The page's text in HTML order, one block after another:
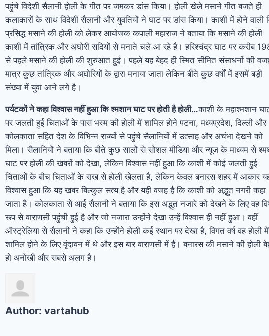
पहुंचे विदेशी सैलानी होली के गीत पर जमकर डांस किया। होली खेले मसाने गीत बजते ही
कलाकारों के साथ विदेशी सैलानी और युवतियों ने घाट पर डांस किया। काशी में होने वाली
प्रसिद्ध मसाने की होली को लेकर आयोजक कपाली महाराज ने बताया कि मसाने की होली
काशी में तांत्रिक और अघोरी सदियों से मनाते चले आ रहे है। हरिश्चंद्र घाट पर करीब
से पहले मसाने की होली की शुरुआत हुई। पहले यह बेहद ही स्मित सीमित संसाधनों की
मात्र कुछ तांत्रिक और अघोरियों के द्वारा मनाया जाता लेकिन बीते कुछ वर्षों में इसमें बड़ी
संख्या में युवा आने लगे है।
पर्यटकों ने कहा विश्वास नहीं हुआ कि श्मशान घाट पर होती है होली…काशी के महाश्मशान
पर जलती हुई चिताओं के पास भस्म की होली में शामिल होने पटना, मध्यप्रदेश, दिल्ली और
कोलकाता सहित देश के विभिन्न राज्यों से पहुंचे सैलानियों में उत्साह और अचंभा देखने को
मिला। सैलानियों ने बताया कि बीते कुछ सालों से सोशल मीडिया और न्यूज के माध्यम से
घाट पर होली की खबरों को देखा, लेकिन विश्वास नहीं हुआ कि काशी में कोई जलती हुई
चिताओं के बीच चिताओं के राख से होली खेलता है, लेकिन केवल बनारस शहर में आकार
विश्वास हुआ कि यह खबर बिल्कुल सत्य है और यही वजह है कि काशी को अद्भुत नगरी कहा
जाता है। कोलकाता से आई सैलानी ने बताया कि इस अद्भुत नजारे को देखने के लिए वह
रूप से वाराणसी पहुंची हुई है और जो नजारा उन्होंने देखा उन्हें विश्वास ही नहीं हुआ। वहीं
ऑस्ट्रेलिया से सैलानी ने कहा कि उन्होंने होली कई स्थान पर देखा है, विगत वर्ष वह होली में
शामिल होने के लिए वृंदावन में थे और इस बार वाराणसी में है। बनारस की मसाने की होली
हो अनोखी और सबसे अलग है।
Author: vartahub